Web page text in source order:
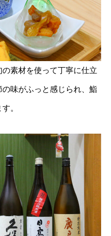
素材を使って丁寧に仕立
味がふっと感じられ、鮨
。